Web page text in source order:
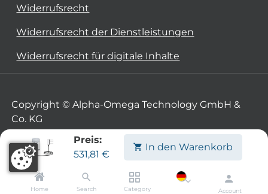
Preis:
531,81 €
In den Warenkorb
Home Search Category Account
Widerrufsrecht
Widerrufsrecht der Dienstleistungen
Widerrufsrecht für digitale Inhalte
Copyright © Alpha-Omega Technology GmbH &
Co. KG